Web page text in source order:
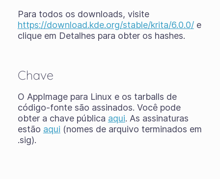
Para todos os downloads, visite
https://download.kde.org/stable/krita/6.0.0/e
clique em Detalhes para obter os hashes.
Chave
O AppImage para Linux e os tarballs de
código-fonte são assinados. Você pode
obter a chave pública aqui. As assinaturas
estão aqui (nomes de arquivo terminados em
.sig).